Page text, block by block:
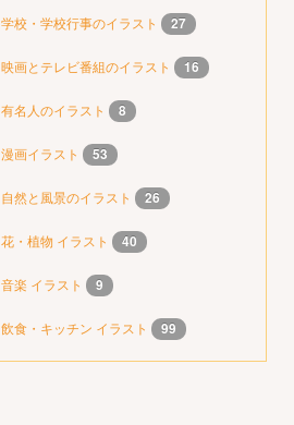
学校・学校行事のイラスト 27
映画とテレビ番組のイラスト 16
有名人のイラスト 8
漫画イラスト 53
自然と風景のイラスト 26
花・植物 イラスト 40
音楽 イラスト 9
飲食・キッチン イラスト 99